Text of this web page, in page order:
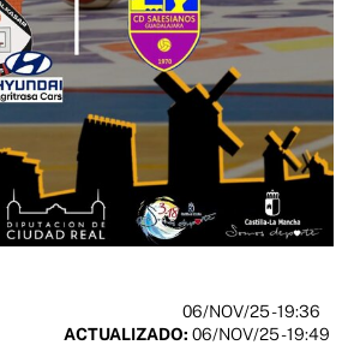
06/NOV/25- 19:36
ACTUALIZADO: 06/NOV/25 - 19:49